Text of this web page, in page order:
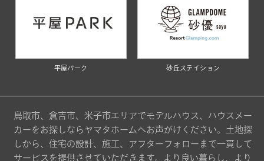
平屋パーク 砂丘ステイション
鳥取市、倉吉市、米子市エリアでモデルハウス、ハウスメー
カーをお探しならヤマタホームへお声がけください。土地探
しから、住宅の設計、施工、アフターフォローまで一貫して
サービスを提供させていただきます。より良い暮らし、より